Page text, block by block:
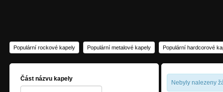
Populární rockové kapely Populární metalové kapely Populární hardcorové
Část názvu kapely
Nebyly nalezeny